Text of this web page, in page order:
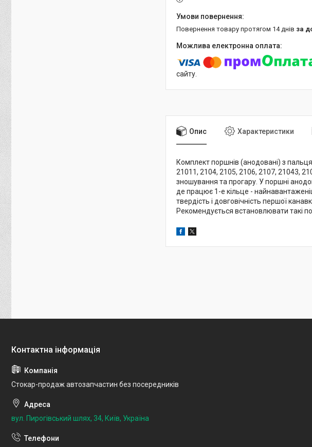
повернення товару протягом 14 днів за
сайту.
Опис Характеристики
Комплект поршнів (анодовані) з
21011, 2104, 2105, 2106, 2107, 21043,
зношування та прогару. У поршні
де працює 1-е кільце -
твердість і довговічність першої
Рекомендується встановлювати такі
Стокар-продаж автозапчастин без посередників
вул. Пирогівський шлях, 34, Київ, Україна